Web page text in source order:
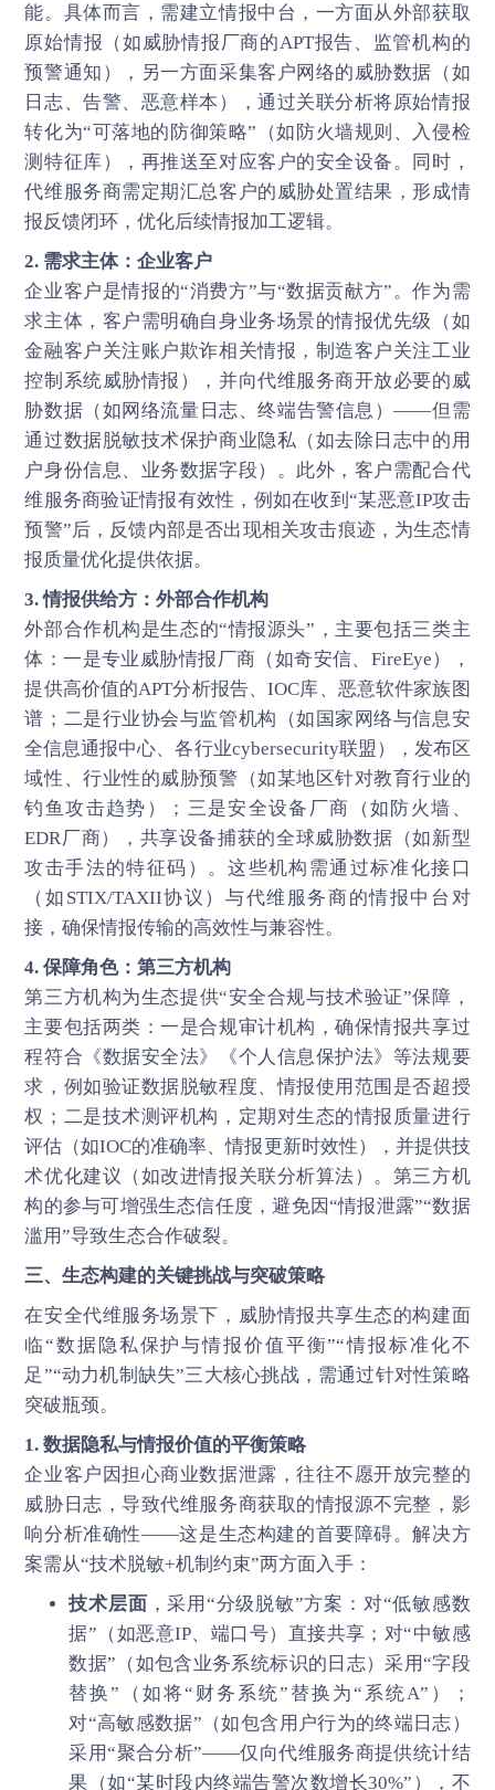
能。具体而言，需建立情报中台，一方面从外部获取
原始情报（如威胁情报厂商的APT报告、监管机构的
预警通知），另一方面采集客户网络的威胁数据（如
日志、告警、恶意样本），通过关联分析将原始情报
转化为“可落地的防御策略”（如防火墙规则、入侵检
测特征库），再推送至对应客户的安全设备。同时，
代维服务商需定期汇总客户的威胁处置结果，形成情
报反馈闭环，优化后续情报加工逻辑。
2. 需求主体：企业客户
企业客户是情报的“消费方”与“数据贡献方”。作为需
求主体，客户需明确自身业务场景的情报优先级（如
金融客户关注账户欺诈相关情报，制造客户关注工业
控制系统威胁情报），并向代维服务商开放必要的威
胁数据（如网络流量日志、终端告警信息）——但需
通过数据脱敏技术保护商业隐私（如去除日志中的用
户身份信息、业务数据字段）。此外，客户需配合代
维服务商验证情报有效性，例如在收到“某恶意IP攻击
预警”后，反馈内部是否出现相关攻击痕迹，为生态情
报质量优化提供依据。
3. 情报供给方：外部合作机构
外部合作机构是生态的“情报源头”，主要包括三类主
体：一是专业威胁情报厂商（如奇安信、FireEye），
提供高价值的APT分析报告、IOC库、恶意软件家族图
谱；二是行业协会与监管机构（如国家网络与信息安
全信息通报中心、各行业cybersecurity联盟），发布区
域性、行业性的威胁预警（如某地区针对教育行业的
钓鱼攻击趋势）；三是安全设备厂商（如防火墙、
EDR厂商），共享设备捕获的全球威胁数据（如新型
攻击手法的特征码）。这些机构需通过标准化接口
（如STIX/TAXII协议）与代维服务商的情报中台对
接，确保情报传输的高效性与兼容性。
4. 保障角色：第三方机构
第三方机构为生态提供“安全合规与技术验证”保障，
主要包括两类：一是合规审计机构，确保情报共享过
程符合《数据安全法》《个人信息保护法》等法规要
求，例如验证数据脱敏程度、情报使用范围是否超授
权；二是技术测评机构，定期对生态的情报质量进行
评估（如IOC的准确率、情报更新时效性），并提供技
术优化建议（如改进情报关联分析算法）。第三方机
构的参与可增强生态信任度，避免因“情报泄露”“数据
滥用”导致生态合作破裂。
三、生态构建的关键挑战与突破策略
在安全代维服务场景下，威胁情报共享生态的构建面
临“数据隐私保护与情报价值平衡”“情报标准化不
足”“动力机制缺失”三大核心挑战，需通过针对性策略
突破瓶颈。
1. 数据隐私与情报价值的平衡策略
企业客户因担心商业数据泄露，往往不愿开放完整的
威胁日志，导致代维服务商获取的情报源不完整，影
响分析准确性——这是生态构建的首要障碍。解决方
案需从“技术脱敏+机制约束”两方面入手：
技术层面 ，采用“分级脱敏”方案：对“低敏感数
据”（如恶意IP、端口号）直接共享；对“中敏感
数据”（如包含业务系统标识的日志）采用“字段
替换”（如将“财务系统”替换为“系统A”）；
对“高敏感数据”（如包含用户行为的终端日志）
采用“聚合分析”——仅向代维服务商提供统计结
果（如“某时段内终端告警次数增长30%”），不